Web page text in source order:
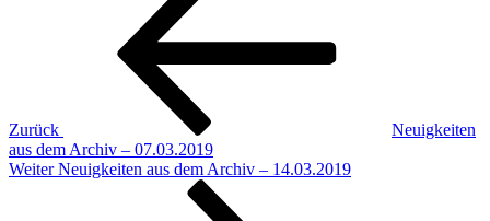
Zurück
Neuigkeiten
aus dem Archiv – 07.03.2019
Nächster
Weiter Neuigkeiten aus dem Archiv – 14.03.2019